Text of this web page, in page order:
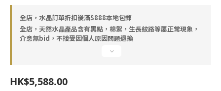
全店，水晶訂單折扣後滿$888本地包郵
全店，天然水晶產品含有黑點，棉絮，生長紋路等屬正常現象，
介意無bid，不接受因個人原因問題退換
HK$5,588.00